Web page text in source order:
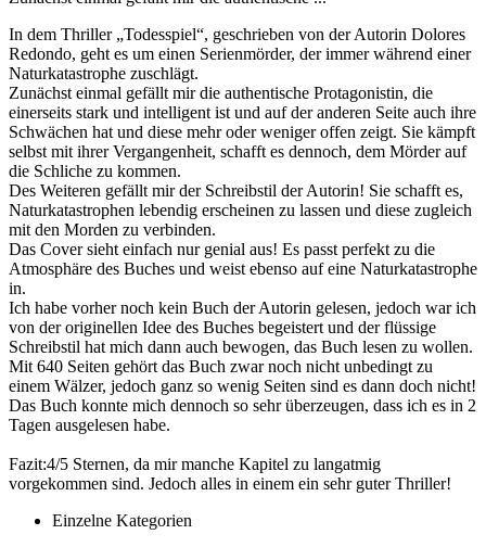
In dem Thriller „Todesspiel“, geschrieben von der Autorin Dolores
Redondo, geht es um einen Serienmörder, der immer während einer
Naturkatastrophe zuschlägt.
Zunächst einmal gefällt mir die authentische Protagonistin, die
einerseits stark und intelligent ist und auf der anderen Seite auch ihre
Schwächen hat und diese mehr oder weniger offen zeigt. Sie kämpft
selbst mit ihrer Vergangenheit, schafft es dennoch, dem Mörder auf
die Schliche zu kommen.
Des Weiteren gefällt mir der Schreibstil der Autorin! Sie schafft es,
Naturkatastrophen lebendig erscheinen zu lassen und diese zugleich
mit den Morden zu verbinden.
Das Cover sieht einfach nur genial aus! Es passt perfekt zu die
Atmosphäre des Buches und weist ebenso auf eine Naturkatastrophe
in.
Ich habe vorher noch kein Buch der Autorin gelesen, jedoch war ich
von der originellen Idee des Buches begeistert und der flüssige
Schreibstil hat mich dann auch bewogen, das Buch lesen zu wollen.
Mit 640 Seiten gehört das Buch zwar noch nicht unbedingt zu
einem Wälzer, jedoch ganz so wenig Seiten sind es dann doch nicht!
Das Buch konnte mich dennoch so sehr überzeugen, dass ich es in 2
Tagen ausgelesen habe.
Fazit:4/5 Sternen, da mir manche Kapitel zu langatmig
vorgekommen sind. Jedoch alles in einem ein sehr guter Thriller!
Einzelne Kategorien